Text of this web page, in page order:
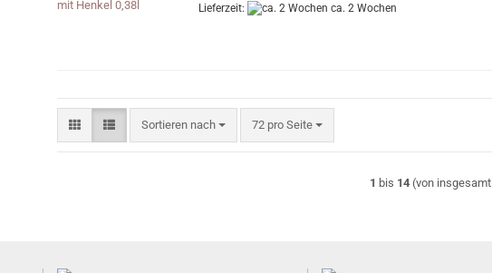
Lieferzeit:
ca. 2 Wochen
Sortieren nach
Sortieren nach 72 pro Seite
pro Seite
1 bis 14 (von insgesamt